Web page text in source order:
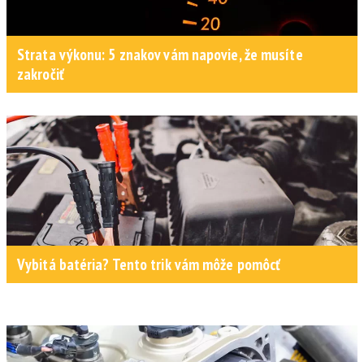
Strata výkonu: 5 znakov vám napovie, že musíte
zakročiť
Vybitá batéria? Tento trik vám môže pomôcť